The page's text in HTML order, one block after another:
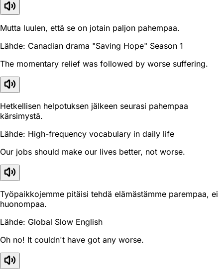
Mutta luulen, että se on jotain paljon pahempaa.
Lähde: Canadian drama "Saving Hope" Season 1
The momentary relief was followed by worse suffering.
Hetkellisen helpotuksen jälkeen seurasi pahempaa
kärsimystä.
Lähde: High-frequency vocabulary in daily life
Our jobs should make our lives better, not worse.
Työpaikkojemme pitäisi tehdä elämästämme parempaa, ei
huonompaa.
Lähde: Global Slow English
Oh no! It couldn't have got any worse.